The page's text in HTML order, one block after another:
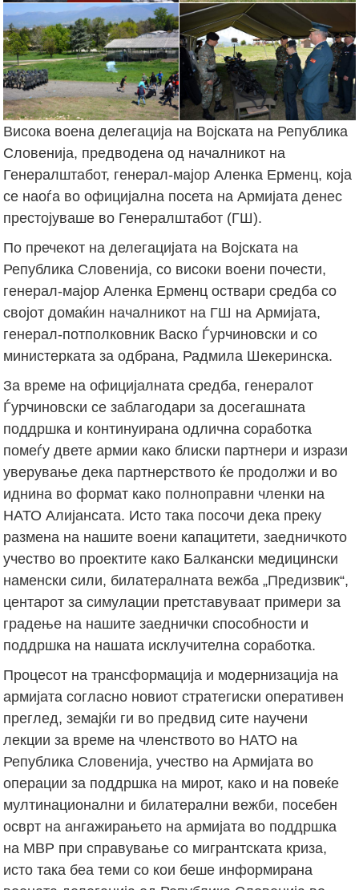
Висока воена делегација на Војската на Република
Словенија, предводена од началникот на
Генералштабот, генерал-мајор Аленка Ерменц, која
се наоѓа во официјална посета на Армијата денес
престојуваше во Генералштабот (ГШ).
По пречекот на делегацијата на Војската на
Република Словенија, со високи воени почести,
генерал-мајор Аленка Ерменц оствари средба со
својот домаќин началникот на ГШ на Армијата,
генерал-потполковник Васко Ѓурчиновски и со
министерката за одбрана, Радмила Шекеринска.
За време на официјалната средба, генералот
Ѓурчиновски се заблагодари за досегашната
поддршка и континуирана одлична соработка
помеѓу двете армии како блиски партнери и изрази
уверување дека партнерството ќе продолжи и во
иднина во формат како полноправни членки на
НАТО Алијансата. Исто така посочи дека преку
размена на нашите воени капацитети, заедничкото
учество во проектите како Балкански медицински
наменски сили, билатералната вежба „Предизвик“,
центарот за симулации претставуваат примери за
градење на нашите заеднички способности и
поддршка на нашата исклучителна соработка.
Процесот на трансформација и модернизација на
армијата согласно новиот стратегиски оперативен
преглед, земајќи ги во предвид сите научени
лекции за време на членството во НАТО на
Република Словенија, учество на Армијата во
операции за поддршка на мирот, како и на повеќе
мултинационални и билатерални вежби, посебен
осврт на ангажирањето на армијата во поддршка
на МВР при справување со мигрантската криза,
исто така беа теми со кои беше информирана